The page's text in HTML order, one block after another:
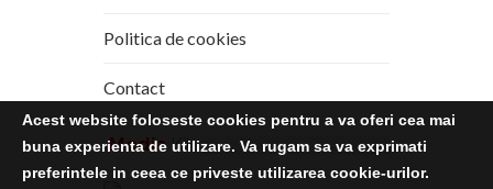
Politica de cookies
Contact
Media Kit
Acest website foloseste cookies pentru a va oferi cea mai
buna experienta de utilizare. Va rugam sa va exprimati
preferintele in ceea ce priveste utilizarea cookie-urilor.